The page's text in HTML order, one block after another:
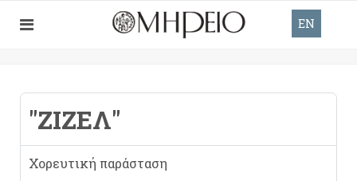
EN
"ΖΙΖΈΛ"
Χορευτική παράσταση